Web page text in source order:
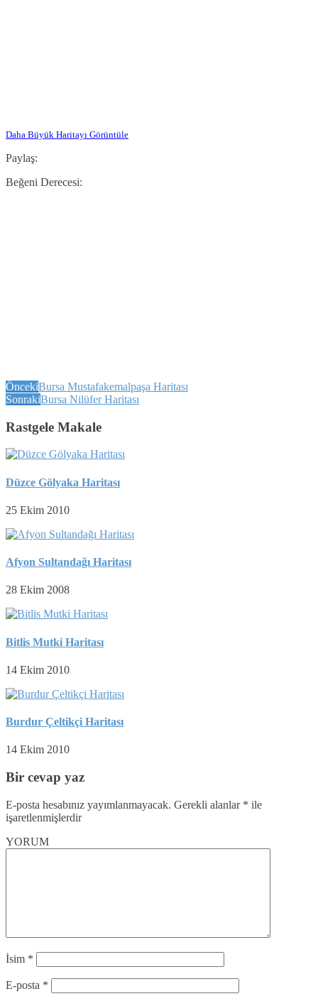
Daha Büyük Haritayı Görüntüle
Paylaş:
Beğeni Derecesi:
ÖncekiBursa Mustafakemalpaşa Haritası
SonrakiBursa Nilüfer Haritası
Rastgele Makale
Düzce Gölyaka Haritası
25 Ekim 2010
Afyon Sultandağı Haritası
28 Ekim 2008
Bitlis Mutki Haritası
14 Ekim 2010
Burdur Çeltikçi Haritası
14 Ekim 2010
Bir cevap yaz
E-posta hesabınız yayımlanmayacak. Gerekli alanlar * ile
işaretlenmişlerdir
YORUM
İsim *
E-posta *